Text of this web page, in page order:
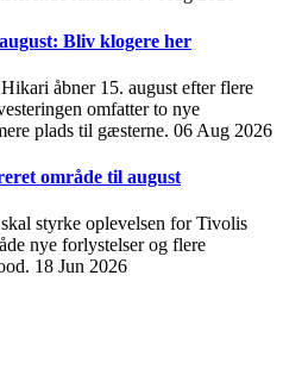
Bliv klogere her
åbner 15. august efter flere
omfatter to nye
plads til gæsterne. 06 Aug 2026
område til august
styrke oplevelsen for Tivolis
nye forlystelser og flere
18 Jun 2026